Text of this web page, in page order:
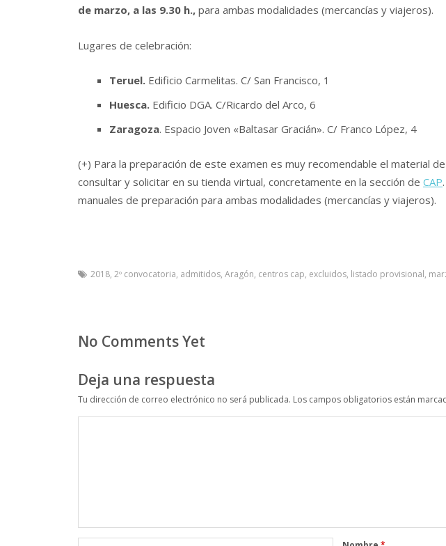
de marzo, a las 9.30 h., para ambas modalidades (mercancí­as y viajeros).
Lugares de celebración:
Teruel. Edificio Carmelitas. C/ San Francisco, 1
Huesca. Edificio DGA. C/Ricardo del Arco, 6
Zaragoza. Espacio Joven «Baltasar Gracián». C/ Franco López, 4
(+) Para la preparación de este examen es muy recomendable el material
consultar y solicitar en su tienda virtual, concretamente en la sección de CAP
manuales de preparación para ambas modalidades (mercancí­as y viajeros).
2018, 2º convocatoria, admitidos, Aragón, centros cap, excluidos, listado provisional,
No Comments Yet
Deja una respuesta
Tu dirección de correo electrónico no será publicada. Los campos obligatorios están